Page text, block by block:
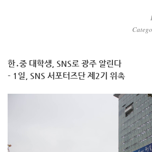
한․중 대학생, SNS로 광주 알린다
- 1일, SNS 서포터즈단 제2기 위촉